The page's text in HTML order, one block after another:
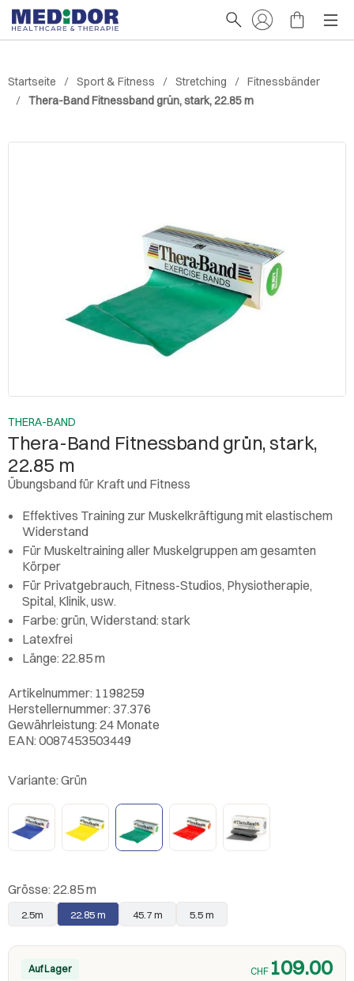
Startseite Sport & Fitness Stretching
Fitnessbänder
Thera-Band Fitnessband grün, stark, 22.85 m
THERA-BAND
Thera-Band Fitnessband grün, stark,
22.85 m
Übungsband für Kraft und Fitness
Effektives Training zur Muskelkräftigung mit elastischem
Widerstand
Für Muskeltraining aller Muskelgruppen am gesamten
Körper
Für Privatgebrauch, Fitness-Studios, Physiotherapie,
Spital, Klinik, usw.
Farbe: grün, Widerstand: stark
Latexfrei
Länge: 22.85 m
Artikelnummer: 1198259
Herstellernummer: 37.376
Gewährleistung: 24 Monate
EAN: 0087453503449
Variante: Grün
Grösse: 22.85 m
2.5m 22.85 m 45.7 m 5.5 m
Auf Lager CHF 109.00